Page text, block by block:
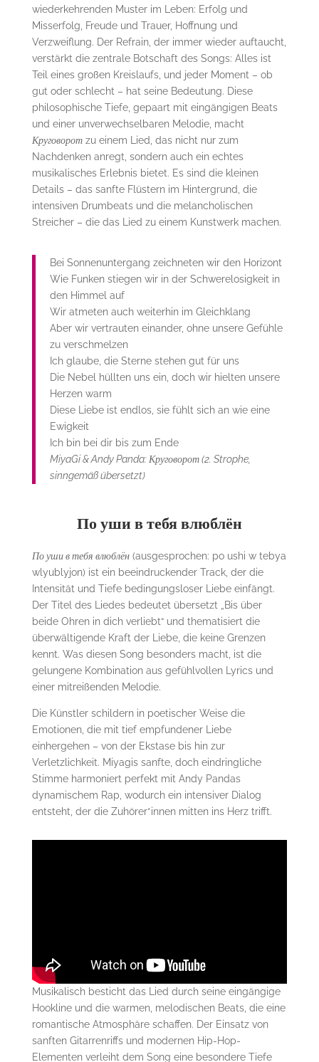
wiederkehrenden Muster im Leben: Erfolg und
Misserfolg, Freude und Trauer, Hoffnung und
Verzweiflung. Der Refrain, der immer wieder auftaucht,
verstärkt die zentrale Botschaft des Songs: Alles ist
Teil eines großen Kreislaufs, und jeder Moment – ob
gut oder schlecht – hat seine Bedeutung. Diese
philosophische Tiefe, gepaart mit eingängigen Beats
und einer unverwechselbaren Melodie, macht
Круговоротzu einem Lied, das nicht nur zum
Nachdenken anregt, sondern auch ein echtes
musikalisches Erlebnis bietet. Es sind die kleinen
Details – das sanfte Flüstern im Hintergrund, die
intensiven Drumbeats und die melancholischen
Streicher – die das Lied zu einem Kunstwerk machen.
Bei Sonnenuntergang zeichneten wir den Horizont
Wie Funken stiegen wir in der Schwerelosigkeit in
den Himmel auf
Wir atmeten auch weiterhin im Gleichklang
Aber wir vertrauten einander, ohne unsere Gefühle
zu verschmelzen
Ich glaube, die Sterne stehen gut für uns
Die Nebel hüllten uns ein, doch wir hielten unsere
Herzen warm
Diese Liebe ist endlos, sie fühlt sich an wie eine
Ewigkeit
Ich bin bei dir bis zum Ende
MiyaGi & Andy Panda: Круговорот (2. Strophe,
sinngemäß übersetzt)
По уши в тебя влюблён
По уши в тебя влюблён(ausgesprochen: po ushi w tebya
wlyublyjon) ist ein beeindruckender Track, der die
Intensität und Tiefe bedingungsloser Liebe einfängt.
Der Titel des Liedes bedeutet übersetzt „Bis über
beide Ohren in dich verliebt“ und thematisiert die
überwältigende Kraft der Liebe, die keine Grenzen
kennt. Was diesen Song besonders macht, ist die
gelungene Kombination aus gefühlvollen Lyrics und
einer mitreißenden Melodie.
Die Künstler schildern in poetischer Weise die
Emotionen, die mit tief empfundener Liebe
einhergehen – von der Ekstase bis hin zur
Verletzlichkeit. Miyagis sanfte, doch eindringliche
Stimme harmoniert perfekt mit Andy Pandas
dynamischem Rap, wodurch ein intensiver Dialog
entsteht, der die Zuhörer*innen mitten ins Herz trifft.
Musikalisch besticht das Lied durch seine eingängige
Hookline und die warmen, melodischen Beats, die eine
romantische Atmosphäre schaffen. Der Einsatz von
sanften Gitarrenriffs und modernen Hip-Hop-
Elementen verleiht dem Song eine besondere Tiefe